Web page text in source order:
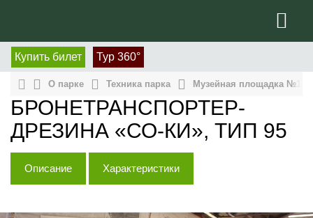
Купить билет Тур 360°
О парке Техника парка Музейная площадка №1,
БРОНЕТРАНСПОРТЕР-
ДРЕЗИНА «СО-КИ», ТИП 95
Описание Характеристики